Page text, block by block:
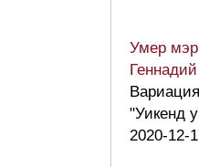
Умер мэр
"Уикенд
2020-12-